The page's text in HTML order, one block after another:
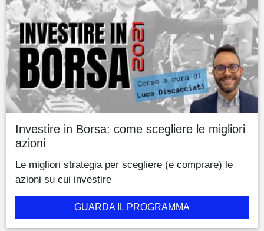
Investire in Borsa: come scegliere le migliori
azioni
Le migliori strategia per scegliere (e comprare) le
azioni su cui investire
GUARDA IL PROGRAMMA